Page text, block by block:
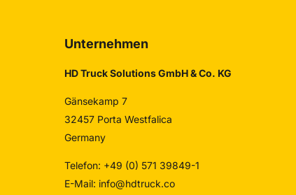
Unternehmen
HD Truck Solutions GmbH & Co. KG
Gänsekamp 7
32457 Porta Westfalica
Germany
Telefon: +49 (0) 571 39849-1
E-Mail: info@hdtruck.co